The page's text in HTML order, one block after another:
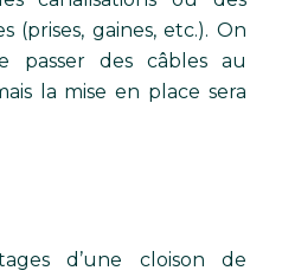
(prises, gaines, etc.). On
passer des câbles au
la mise en place sera
d’une cloison de